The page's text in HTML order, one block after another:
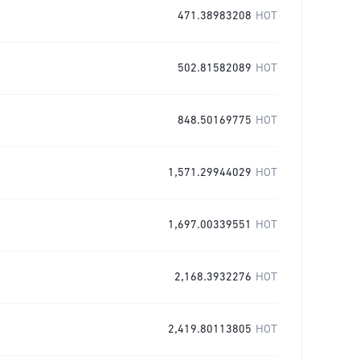
471.38983208 HOT
502.81582089 HOT
848.50169775 HOT
1,571.29944029 HOT
1,697.00339551 HOT
2,168.3932276 HOT
2,419.80113805 HOT